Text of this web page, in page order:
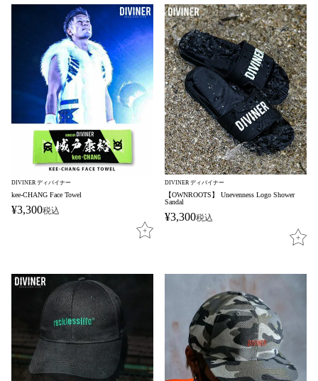
DIVINER ディバイナー
kee-CHANG Face Towel
¥3,300税込
DIVINER ディバイナー
【OWNROOTS】 Unevenness Logo Shower
Sandal
¥3,300税込